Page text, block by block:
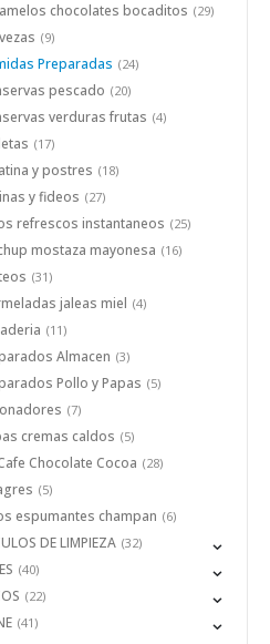
chocolates bocaditos (29)
(9)
Preparadas (24)
pescado (20)
verduras frutas (4)
(17)
y postres (18)
y fideos (27)
refrescos instantaneos (25)
mostaza mayonesa (16)
(31)
jaleas miel (4)
(11)
Almacen (3)
Pollo y Papas (5)
(7)
cremas caldos (5)
Chocolate Cocoa (28)
(5)
espumantes champan (6)
DE LIMPIEZA (32)
(40)
(22)
(41)